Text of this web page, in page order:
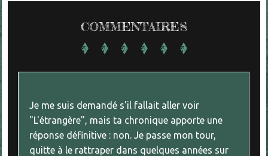
COMMENTAIRES
Je me suis demandé s'il fallait aller voir
"L'étrangère", mais ta chronique apporte une
réponse définitive : non. Je passe mon tour,
quitte à le rattraper dans quelques années sur